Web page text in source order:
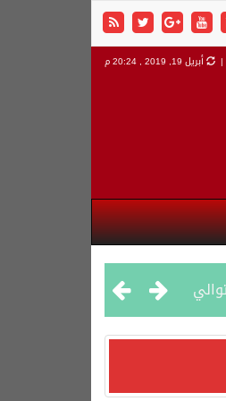
أبريل 19, 2019 , 20:24 م